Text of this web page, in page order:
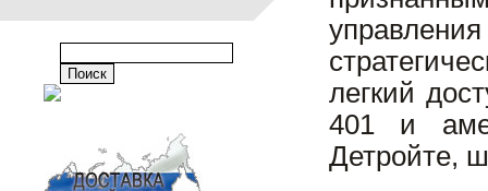
легкий
401 и
Детройте,